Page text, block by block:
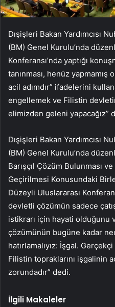
Dışişleri Bakan Yardımcısı
(BM) Genel Kurulu’nda
Konferansı’nda yaptığı
tanınması, henüz yapmamış
acil adımdır” ifadelerini
engellemek ve Filistin
elimizden geleni yapacağız”
Dışişleri Bakan Yardımcısı
(BM) Genel Kurulu’nda
Barışçıl Çözüm Bulunması
Geçirilmesi Konusundaki
Düzeyli Uluslararası
devletli çözümün sadece
istikrarı için hayati olduğunu
çözümünün bugüne kadar
hatırlamalıyız: İşgal.
Filistin topraklarını işgalinin
zorundadır” dedi.
İlgili Makaleler